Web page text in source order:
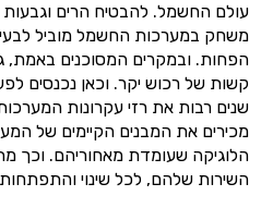
עולם החשמל. להבטיח הרים וגבעות
משחק במערכות החשמל מוביל
הפחות. ובמקרים המסוכנים באמת,
קשות של רכוש יקר. וכאן נכנסים
שנים רבות את רזי עקרונות
מכירים את המבנים הקיימים של
הלוגיקה שעומדת מאחוריהם. וכך
השירות שלהם, לכל שינוי